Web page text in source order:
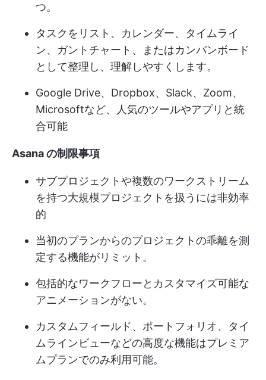
つ。
タスクをリスト、カレンダー、タイムライ
ン、ガントチャート、またはカンバンボード
として整理し、理解しやすくします。
Google Drive、Dropbox、Slack、Zoom、
Microsoftなど、人気のツールやアプリと統
合可能
Asana の制限事項
サブプロジェクトや複数のワークストリーム
を持つ大規模プロジェクトを扱うには非効率
的
当初のプランからのプロジェクトの乖離を測
定する機能がリミット。
包括的なワークフローとカスタマイズ可能な
アニメーションがない。
カスタムフィールド、ポートフォリオ、タイ
ムラインビューなどの高度な機能はプレミア
ムプランでのみ利用可能。